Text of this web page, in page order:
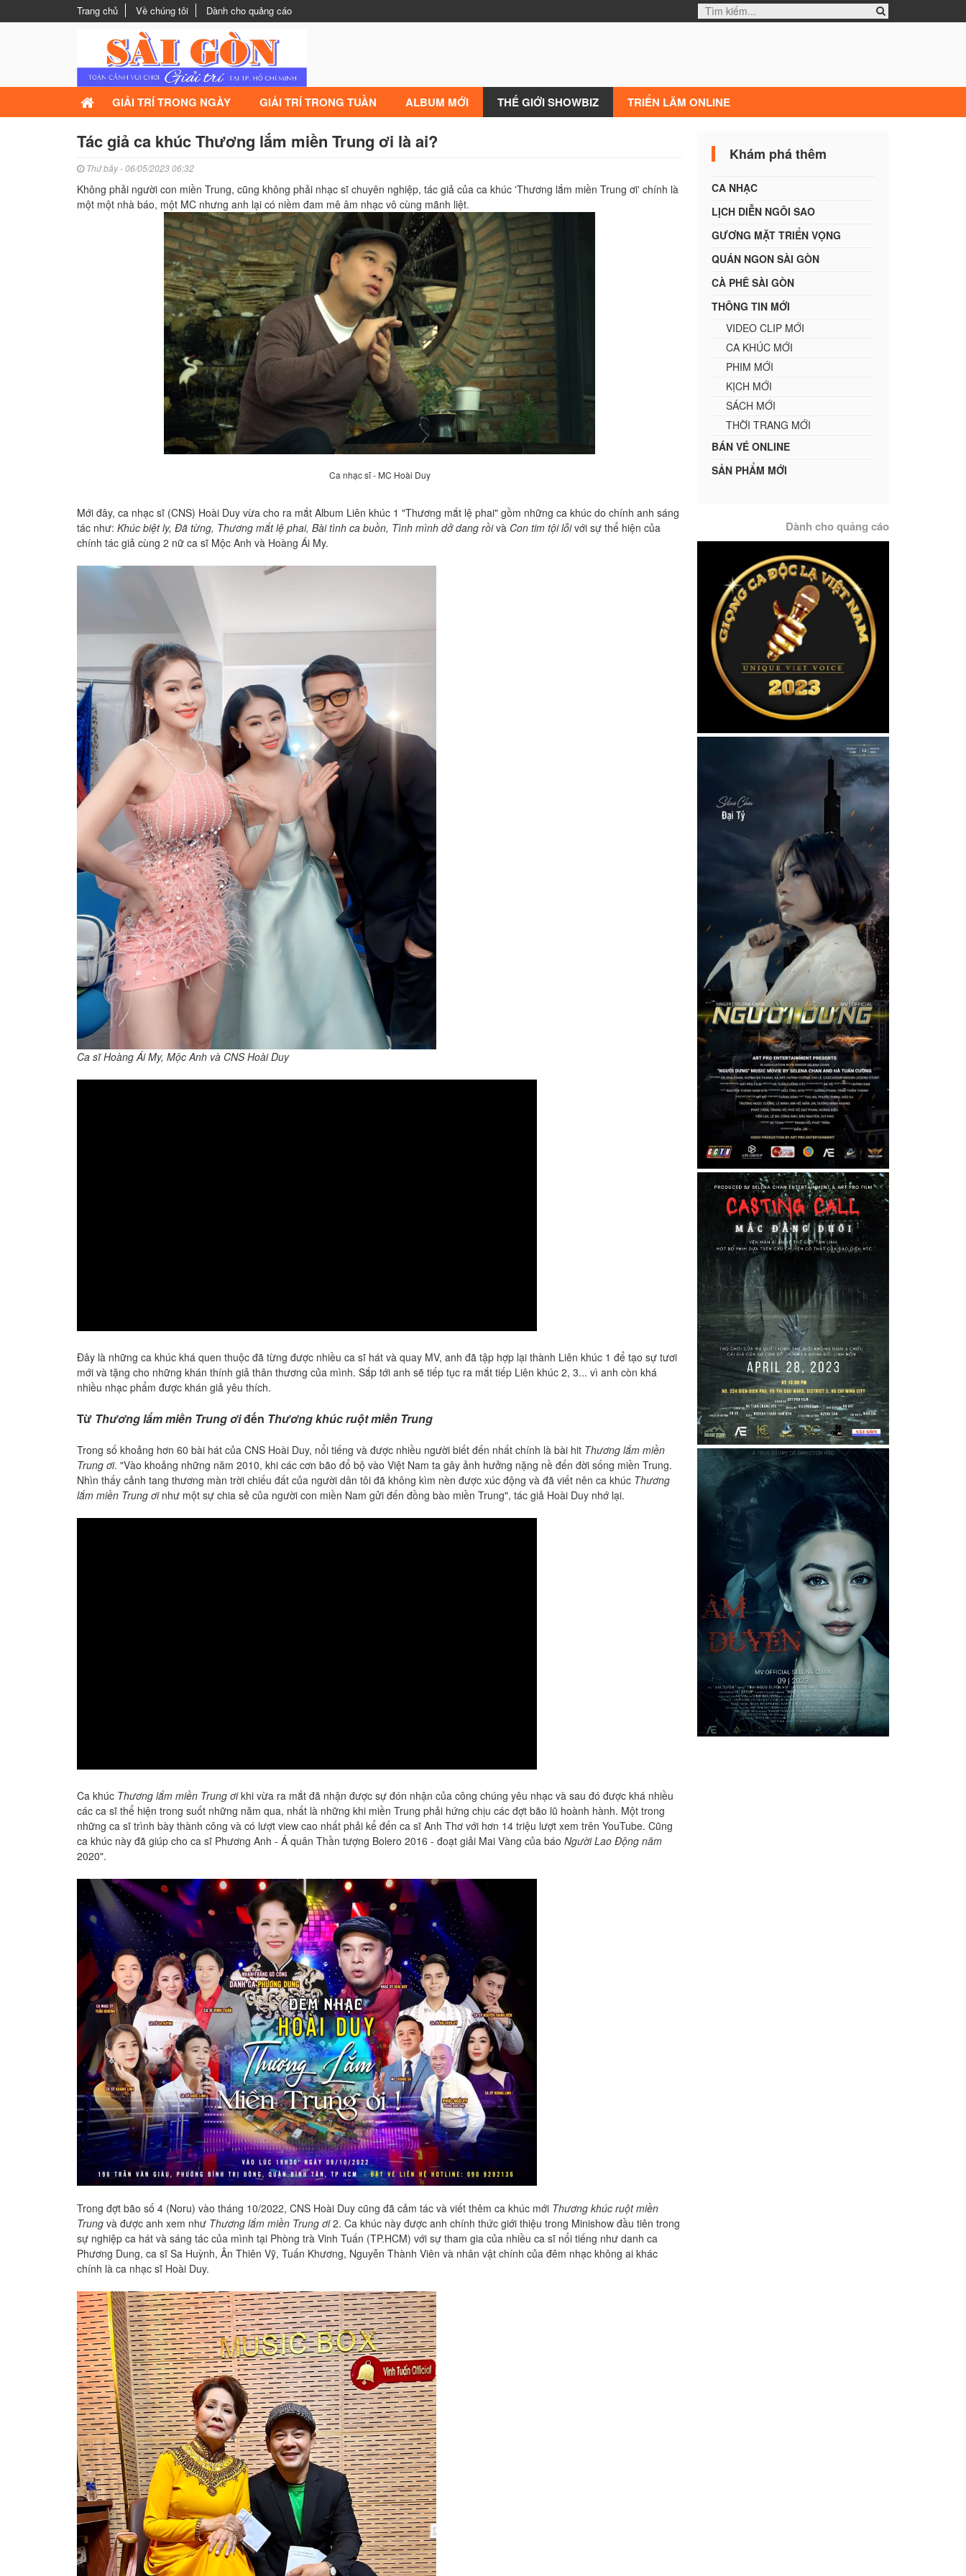
Trang chủ Về chúng tôi Dành cho quảng cáo
GIẢI TRÍ TRONG NGÀY GIẢI TRÍ TRONG TUẦN ALBUM MỚI THẾ GIỚI SHOWBIZ TRIỂN LÃM ONLINE
Tác giả ca khúc Thương lắm miền Trung ơi là ai?
Thứ bảy - 06/05/2023 06:32
Không phải người con miền Trung, cũng không phải nhạc sĩ chuyên nghiệp, tác giả của ca khúc 'Thương lắm miền Trung ơi' chính là
một một nhà báo, một MC nhưng anh lại có niềm đam mê âm nhạc vô cùng mãnh liệt.
Ca nhạc sĩ - MC Hoài Duy
Mới đây, ca nhạc sĩ (CNS) Hoài Duy vừa cho ra mắt Album Liên khúc 1 "Thương mắt lệ phai" gồm những ca khúc do chính anh sáng
tác như: Khúc biệt ly, Đã từng, Thương mắt lệ phai, Bài tình ca buồn, Tình mình dở dang rồivà Con tim tội lỗivới sự thể hiện của
chính tác giả cùng 2 nữ ca sĩ Mộc Anh và Hoàng Ái My.
Ca sĩ Hoàng Ái My, Mộc Anh và CNS Hoài Duy
Đây là những ca khúc khá quen thuộc đã từng được nhiều ca sĩ hát và quay MV, anh đã tập hợp lại thành Liên khúc 1 để tạo sự tươi
mới và tặng cho những khán thính giả thân thương của mình. Sắp tới anh sẽ tiếp tục ra mắt tiếp Liên khúc 2, 3... vì anh còn khá
nhiều nhạc phẩm được khán giả yêu thích.
Từ Thương lắm miền Trung ơiđến Thương khúc ruột miền Trung
Trong số khoảng hơn 60 bài hát của CNS Hoài Duy, nổi tiếng và được nhiều người biết đến nhất chính là bài hit Thương lắm miền
Trung ơi. "Vào khoảng những năm 2010, khi các cơn bão đổ bộ vào Việt Nam ta gây ảnh hưởng nặng nề đến đời sống miền Trung.
Nhìn thấy cảnh tang thương màn trời chiếu đất của người dân tôi đã không kìm nèn được xúc động và đã viết nên ca khúc Thương
lắm miền Trung ơi như một sự chia sẻ của người con miền Nam gửi đến đồng bào miền Trung", tác giả Hoài Duy nhớ lại.
Ca khúc Thương lắm miền Trung ơikhi vừa ra mắt đã nhận được sự đón nhận của công chúng yêu nhạc và sau đó được khá nhiều
các ca sĩ thể hiện trong suốt những năm qua, nhất là những khi miền Trung phải hứng chịu các đợt bão lũ hoành hành. Một trong
những ca sĩ trình bày thành công và có lượt view cao nhất phải kể đến ca sĩ Anh Thơ với hơn 14 triệu lượt xem trên YouTube. Cũng
ca khúc này đã giúp cho ca sĩ Phương Anh - Á quân Thần tượng Bolero 2016 - đoạt giải Mai Vàng của báo Người Lao Động năm
2020".
Trong đợt bão số 4 (Noru) vào tháng 10/2022, CNS Hoài Duy cũng đã cảm tác và viết thêm ca khúc mới Thương khúc ruột miền
Trung và được anh xem như Thương lắm miền Trung ơi2. Ca khúc này được anh chính thức giới thiệu trong Minishow đầu tiên trong
sự nghiệp ca hát và sáng tác của mình tại Phòng trà Vinh Tuấn (TP.HCM) với sự tham gia của nhiều ca sĩ nổi tiếng như danh ca
Phương Dung, ca sĩ Sa Huỳnh, Ân Thiên Vỹ, Tuấn Khương, Nguyễn Thành Viên và nhân vật chính của đêm nhạc không ai khác
chính là ca nhạc sĩ Hoài Duy.
Khám phá thêm
CA NHẠC
LỊCH DIỄN NGÔI SAO
GƯƠNG MẶT TRIỂN VỌNG
QUÁN NGON SÀI GÒN
CÀ PHÊ SÀI GÒN
THÔNG TIN MỚI
VIDEO CLIP MỚI
CA KHÚC MỚI
PHIM MỚI
KỊCH MỚI
SÁCH MỚI
THỜI TRANG MỚI
BÁN VÉ ONLINE
SẢN PHẨM MỚI
Dành cho quảng cáo